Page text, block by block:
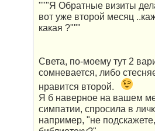
"""Я Обратные визиты
вот уже второй месяц
какая ?"""
Света, по-моему тут 2
сомневается, либо
нравится второй.
Я б наверное на вашем
симпатии, спросила в
например, "не